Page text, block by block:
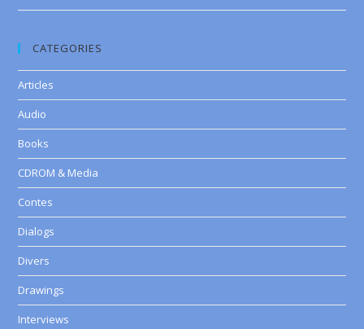
CATEGORIES
Articles
Audio
Books
CDROM & Media
Contes
Dialogs
Divers
Drawings
Interviews